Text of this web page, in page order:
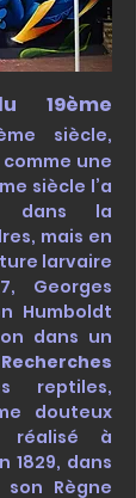
19ème
siècle,
une
siècle l’a
dans la
mais en
larvaire
Georges
Humboldt
dans un
Recherches
reptiles,
douteux
réalisé à
1829, dans
Règne